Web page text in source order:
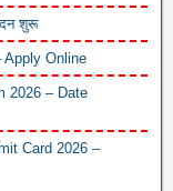
शुरू
Apply Online
2026 – Date
Card 2026 –